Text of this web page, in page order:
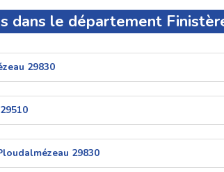
dans le département
29830
29830